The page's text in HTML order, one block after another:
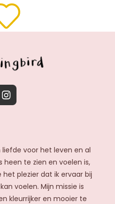
I
a
g
r
a
m
voor het leven en al
te zien en voelen is,
plezier dat ik ervaar bij
voelen. Mijn missie is
kleurrijker en mooier te